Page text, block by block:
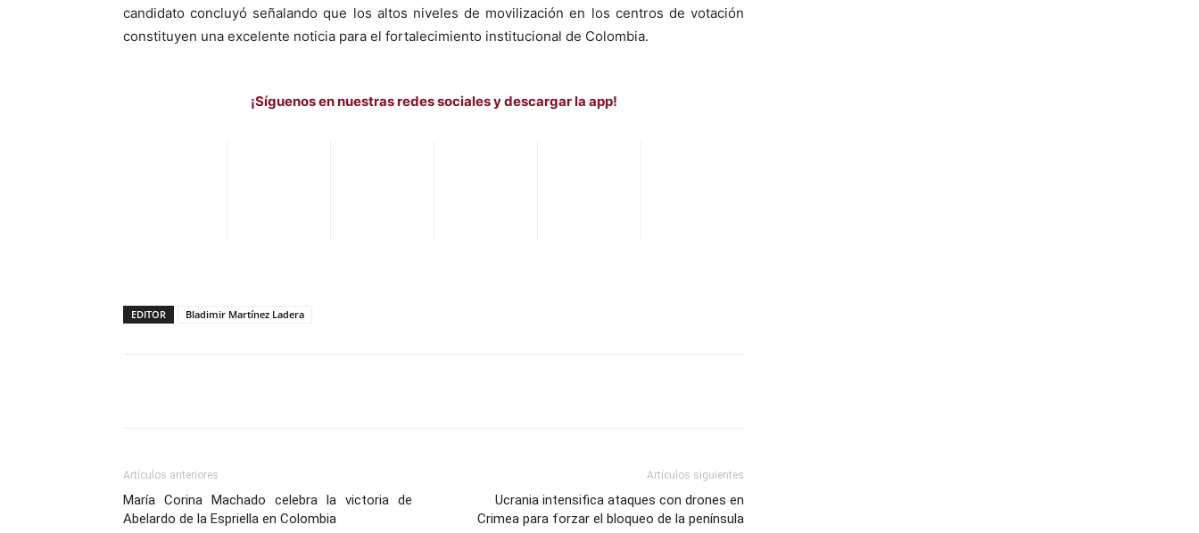
candidato concluyó señalando que los altos niveles de movilización en los centros de votación
constituyen una excelente noticia para el fortalecimiento institucional de Colombia.
¡Síguenos en nuestras redes sociales y descargar la app!
EDITOR Bladimir Martínez Ladera
Artículos anteriores
María Corina Machado celebra la victoria de
Abelardo de la Espriella en Colombia
Artículos siguientes
Ucrania intensifica ataques con drones en
Crimea para forzar el bloqueo de la península